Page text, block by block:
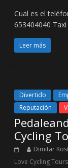
Cual es el
653404040
Leer más
Divertido
Reputación
Cycling
Dimitar
Love Cycling Tours